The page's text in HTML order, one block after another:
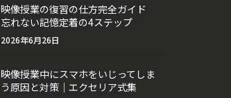
映像授業の復習の仕方完全ガイド
忘れない記憶定着の4ステップ
2026年6月26日
映像授業中にスマホをいじってしま
う原因と対策｜エクセリア式集